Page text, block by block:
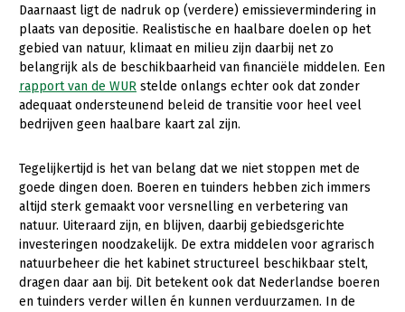
Konijnenhouderij
Melkveehouderij
Paardenhouderij
Pluimveehouderij
Varkenshouderij
Vleesveehouderij
Bollenteelt
Bomen, vaste planten en zomerbloemen
Fruitteelt
Glastuinbouw
Vollegrondsgroente
Vrouw en Bedrijf
Nieuws
Nieuwsabonnement
Webinars
Over LTO
LTO Nederland
Mensen
Bestuur en Directie
Medewerkers
Vakgroepbestuurders
Jaarverslag 2023
Vacatures
Pers
Daarnaast ligt de nadruk op (verdere) emissievermindering in
plaats van depositie. Realistische en haalbare doelen op het
gebied van natuur, klimaat en milieu zijn daarbij net zo
belangrijk als de beschikbaarheid van financiële middelen. Een
rapport van de WUR stelde onlangs echter ook dat zonder
adequaat ondersteunend beleid de transitie voor heel veel
bedrijven geen haalbare kaart zal zijn.
Tegelijkertijd is het van belang dat we niet stoppen met de
goede dingen doen. Boeren en tuinders hebben zich immers
altijd sterk gemaakt voor versnelling en verbetering van
natuur. Uiteraard zijn, en blijven, daarbij gebiedsgerichte
investeringen noodzakelijk. De extra middelen voor agrarisch
natuurbeheer die het kabinet structureel beschikbaar stelt,
dragen daar aan bij. Dit betekent ook dat Nederlandse boeren
en tuinders verder willen én kunnen verduurzamen. In de